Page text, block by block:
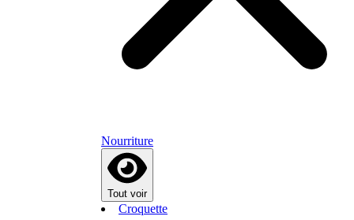
Nourriture
Tout voir
Croquette